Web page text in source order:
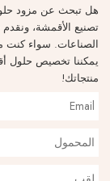
هل تبحث عن مزود
تصنيع الأقمشة،
الصناعات. سواء كنت
يمكننا تخصيص حلول
منتجاتك!